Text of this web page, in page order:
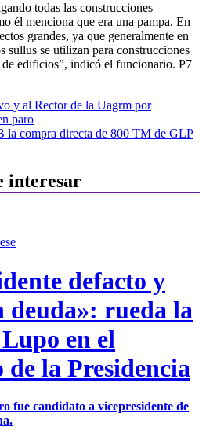
todas las construcciones
él menciona que era una pampa. En
grandes, ya que generalmente en
sullus se utilizan para construcciones
de edificios”, indicó el funcionario. P7
y al Rector de la Uagrm por
paro
la compra directa de 800 TM de GLP
interesar
defacto y
deuda»: rueda la
en el
la Presidencia
fue candidato a vicepresidente de